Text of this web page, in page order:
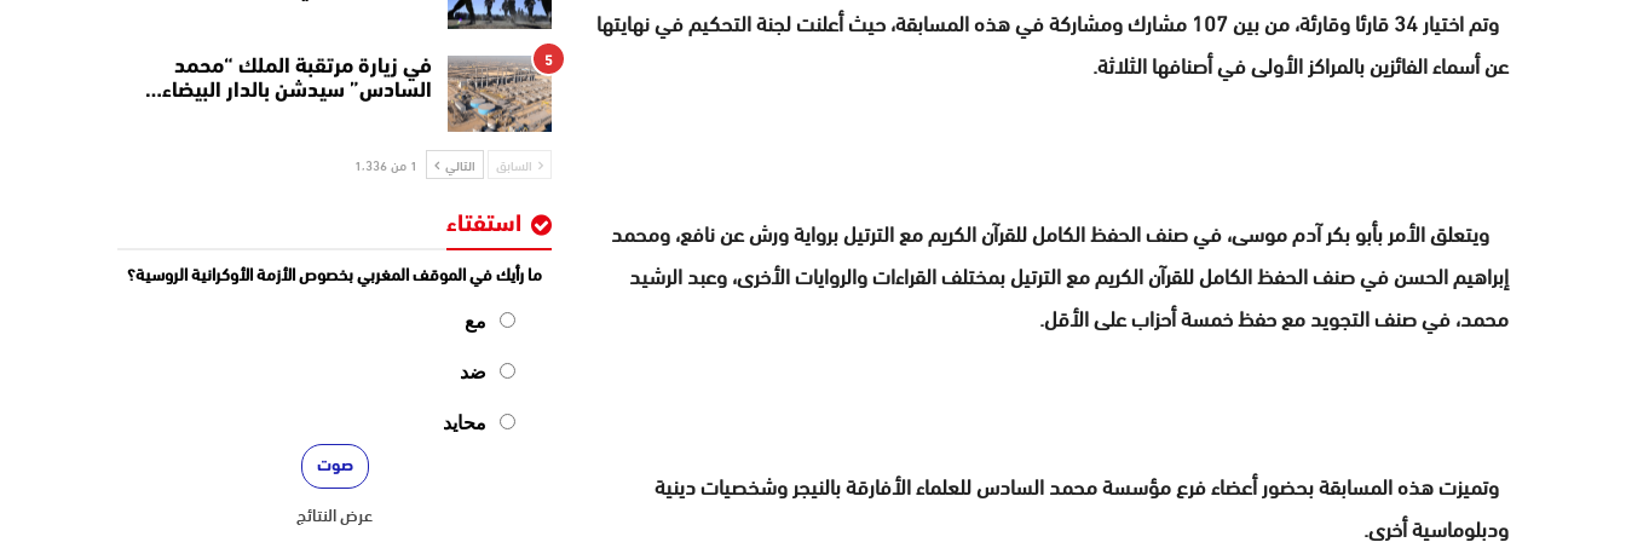
وتم اختيار 34 قارئا وقارئة، من بين 107 مشارك ومشاركة في هذه المسابقة، حيث أعلنت لجنة التحكيم في نهايتها
عن أسماء الفائزين بالمراكز الأولى في أصنافها الثلاثة.
ويتعلق الأمر بأبو بكر آدم موسى، في صنف الحفظ الكامل للقرآن الكريم مع الترتيل برواية ورش عن نافع، ومحمد
إبراهيم الحسن في صنف الحفظ الكامل للقرآن الكريم مع الترتيل بمختلف القراءات والروايات الأخرى، وعبد الرشيد
محمد، في صنف التجويد مع حفظ خمسة أحزاب على الأقل.
وتميزت هذه المسابقة بحضور أعضاء فرع مؤسسة محمد السادس للعلماء الأفارقة بالنيجر وشخصيات دينية
ودبلوماسية أخرى.
5
في زيارة مرتقبة الملك “محمد
السادس” سيدشن بالدار البيضاء…
السابق التالي 1 من 1٬336
استفتاء
ما رأيك في الموقف المغربي بخصوص الأزمة الأوكرانية الروسية؟
مع
ضد
محايد
عرض النتائج